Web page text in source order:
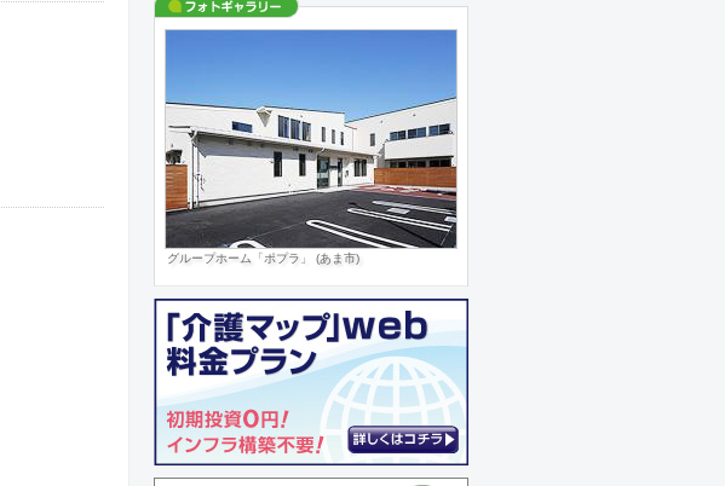
グループホーム「ポプラ」 (あま市)